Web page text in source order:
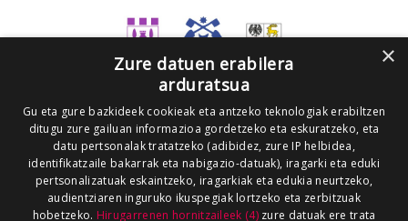
×
Zure datuen erabilera
arduratsua
Gu eta gure bazkideek cookieak eta antzeko teknologiak erabiltzen
ditugu zure gailuan informazioa gordetzeko eta eskuratzeko, eta
datu pertsonalak tratatzeko (adibidez, zure IP helbidea,
identifikatzaile bakarrak eta nabigazio-datuak), iragarki eta eduki
pertsonalizatuak eskaintzeko, iragarkiak eta edukia neurtzeko,
audientziaren inguruko ikuspegiak lortzeko eta zerbitzuak
hobetzeko. Hirugarrenen hornitzaileek (4)zure datuak ere trata